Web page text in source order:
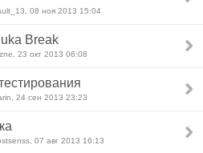
08 ноя 2013 15:04
Break
23 окт 2013 06:08
24 сен 2013 23:23
07 авг 2013 16:13